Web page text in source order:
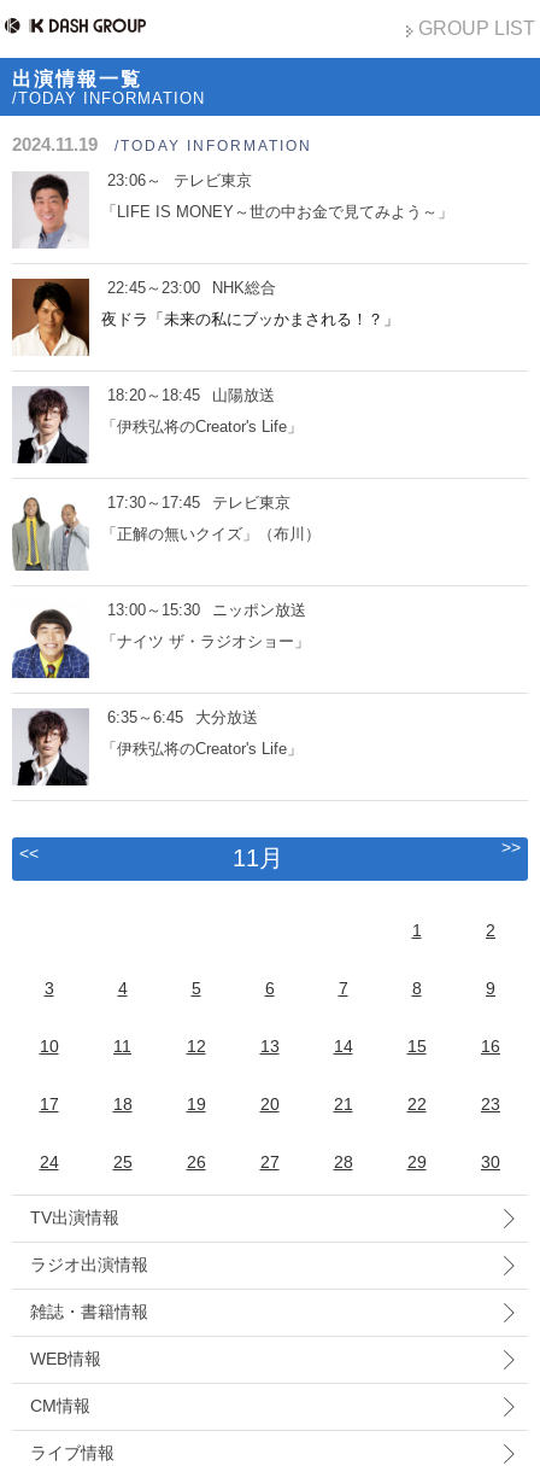
GROUP LIST
出演情報一覧
/TODAY INFORMATION
2024.11.19 /TODAY INFORMATION
23:06～
テレビ東京
「LIFE IS MONEY～世の中お金で見てみよう～」
22:45～23:00
NHK総合
夜ドラ「未来の私にブッかまされる！？」
18:20～18:45
山陽放送
「伊秩弘将のCreator's Life」
17:30～17:45
テレビ東京
「正解の無いクイズ」（布川）
13:00～15:30
ニッポン放送
「ナイツ ザ・ラジオショー」
6:35～6:45
大分放送
「伊秩弘将のCreator's Life」
<< 11月 >>
1 2
3 4 5 6 7 8 9
10 11 12 13 14 15 16
17 18 19 20 21 22 23
24 25 26 27 28 29 30
TV出演情報
ラジオ出演情報
雑誌・書籍情報
WEB情報
CM情報
ライブ情報